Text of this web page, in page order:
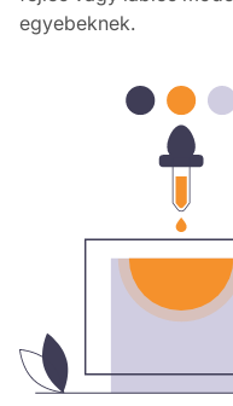
egyebeknek.